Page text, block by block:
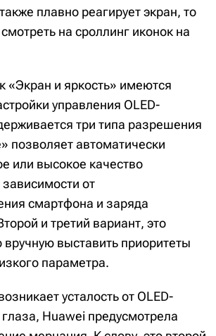
плавно реагирует экран, то
на сроллинг иконок на
«Экран и яркость» имеются
управления OLED-
три типа разрешения
позволяет автоматически
или высокое качество
от
смартфона и заряда
и третий вариант, это
вручную выставить приоритеты
параметра.
усталость от OLED-
Huawei предусмотрела